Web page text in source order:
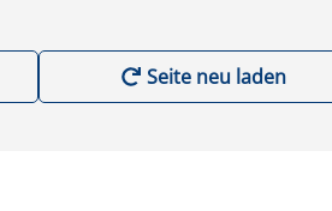
Seite neu laden